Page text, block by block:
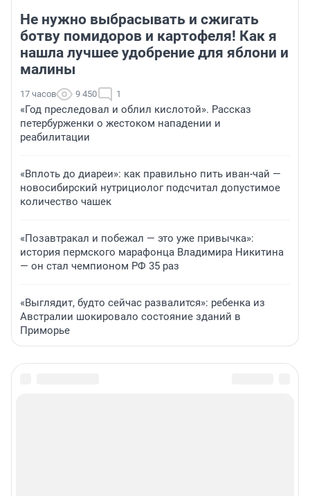
Не нужно выбрасывать и сжигать
ботву помидоров и картофеля! Как я
нашла лучшее удобрение для яблони и
малины
17 часов 9 450 1
«Год преследовал и облил кислотой». Рассказ
петербурженки о жестоком нападении и
реабилитации
«Вплоть до диареи»: как правильно пить иван-чай —
новосибирский нутрициолог подсчитал допустимое
количество чашек
«Позавтракал и побежал — это уже привычка»:
история пермского марафонца Владимира Никитина
— он стал чемпионом РФ 35 раз
«Выглядит, будто сейчас развалится»: ребенка из
Австралии шокировало состояние зданий в
Приморье